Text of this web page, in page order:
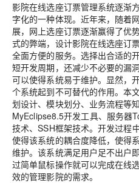
影院在线选座订票管理系统逐渐
字化的一种体现。近年来，随着
展，网上选座订票逐渐赢得了优
式的弊端，设计影院在线选座订
全面方便的服务。选择出合适的
短开发周期，还减少不必要的漏
可以使得系统易于维护。显然，
个系统起到不可替代的作用。本
划设计、模块划分、业务流程等
MyEclipse8.5开发工具、服务器
技术、SSH框架技术。开发过程
使得该系统的耦合度降低，使得
维护。该系统满足用户足不出户
过简单鼠标操作就可以完成在线
效的管理影院的需求。